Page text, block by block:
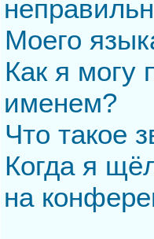
Моего
Как я могу
именем?
Что такое
Когда я
на